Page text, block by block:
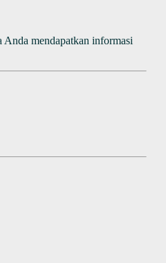
mendapatkan informasi